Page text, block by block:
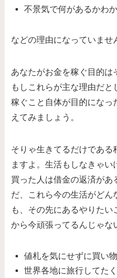
不景気で何があるかわ
などの理由になっていませ
あなたがお金を稼ぐ目的は
もしこれらが主な理由だ
稼ぐこと自体が目的になっ
えてみましょう。
そりゃ生きてるだけである
ますよ。生活もしなきゃ
買った人は借金の返済があ
だ、これら今の生活がどん
も、その先にあるやりたい
から今頑張ってるんじゃな
値札を気にせずに買い
世界各地に旅行してた